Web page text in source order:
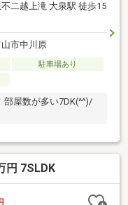
二越上滝 大泉駅 徒歩15
市中川原
駐車場あり
部屋数が多い7DK(^^)/
円 7SLDK